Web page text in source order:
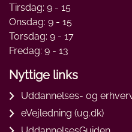
Tirsdag: 9 - 15
Onsdag: 9 - 15
Torsdag: 9 - 17
Fredag: 9 - 13
Nyttige links
Uddannelses- og
eVejledning (ug.dk)